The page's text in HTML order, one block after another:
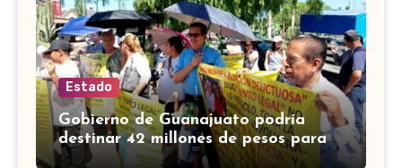
Estado
Gobierno de Guanajuato podría
destinar 42 millones de pesos para
víctimas de Punto Legal